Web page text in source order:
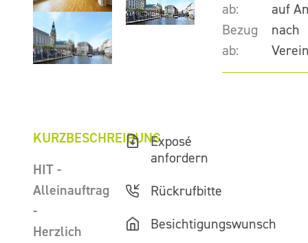
ab:
auf
Bezug
ab:
nach
KURZBESCHREIBUNG
HIT -
Alleinauftrag
-
Herzlich
Exposé
anfordern
Rückrufbitte
Besichtigungswunsch